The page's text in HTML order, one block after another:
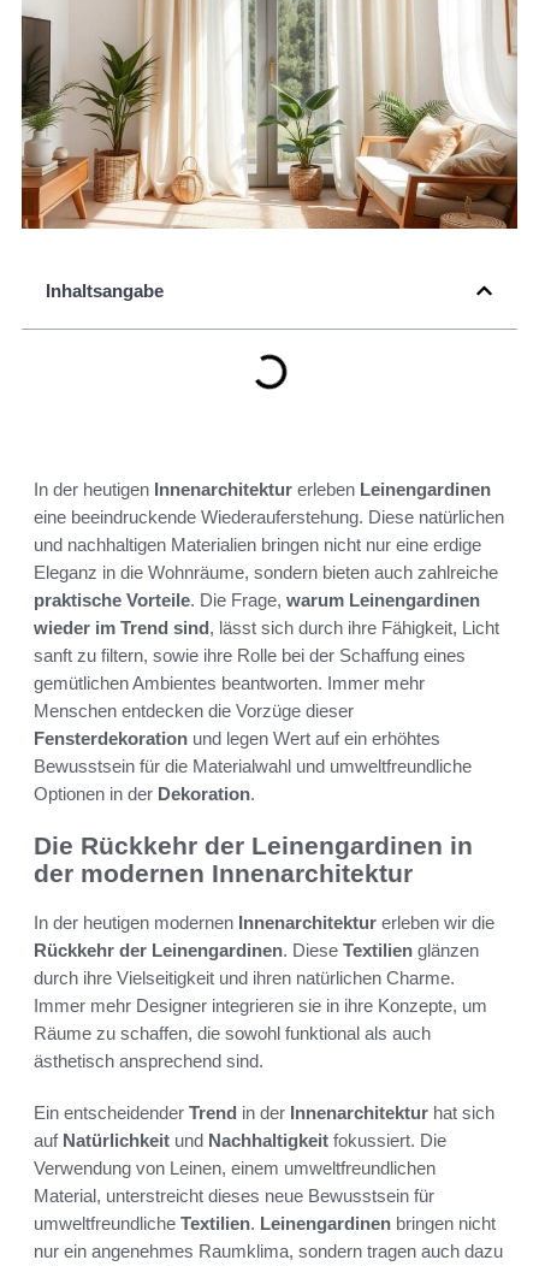
Inhaltsangabe
In der heutigen Innenarchitektur erleben Leinengardinen
eine beeindruckende Wiederauferstehung. Diese natürlichen
und nachhaltigen Materialien bringen nicht nur eine erdige
Eleganz in die Wohnräume, sondern bieten auch zahlreiche
praktische Vorteile. Die Frage, warum Leinengardinen
wieder im Trend sind, lässt sich durch ihre Fähigkeit, Licht
sanft zu filtern, sowie ihre Rolle bei der Schaffung eines
gemütlichen Ambientes beantworten. Immer mehr
Menschen entdecken die Vorzüge dieser
Fensterdekoration und legen Wert auf ein erhöhtes
Bewusstsein für die Materialwahl und umweltfreundliche
Optionen in der Dekoration.
Die Rückkehr der Leinengardinen in
der modernen Innenarchitektur
In der heutigen modernen Innenarchitektur erleben wir die
Rückkehr der Leinengardinen. Diese Textilien glänzen
durch ihre Vielseitigkeit und ihren natürlichen Charme.
Immer mehr Designer integrieren sie in ihre Konzepte, um
Räume zu schaffen, die sowohl funktional als auch
ästhetisch ansprechend sind.
Ein entscheidender Trend in der Innenarchitektur hat sich
auf Natürlichkeit und Nachhaltigkeit fokussiert. Die
Verwendung von Leinen, einem umweltfreundlichen
Material, unterstreicht dieses neue Bewusstsein für
umweltfreundliche Textilien. Leinengardinen bringen nicht
nur ein angenehmes Raumklima, sondern tragen auch dazu